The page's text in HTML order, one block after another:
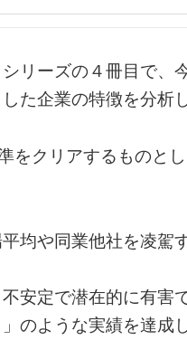
リーズの４冊目で、
た企業の特徴を分析
をクリアするものと
均や同業他社を凌駕
安定で潜在的に有害
のような実績を達成